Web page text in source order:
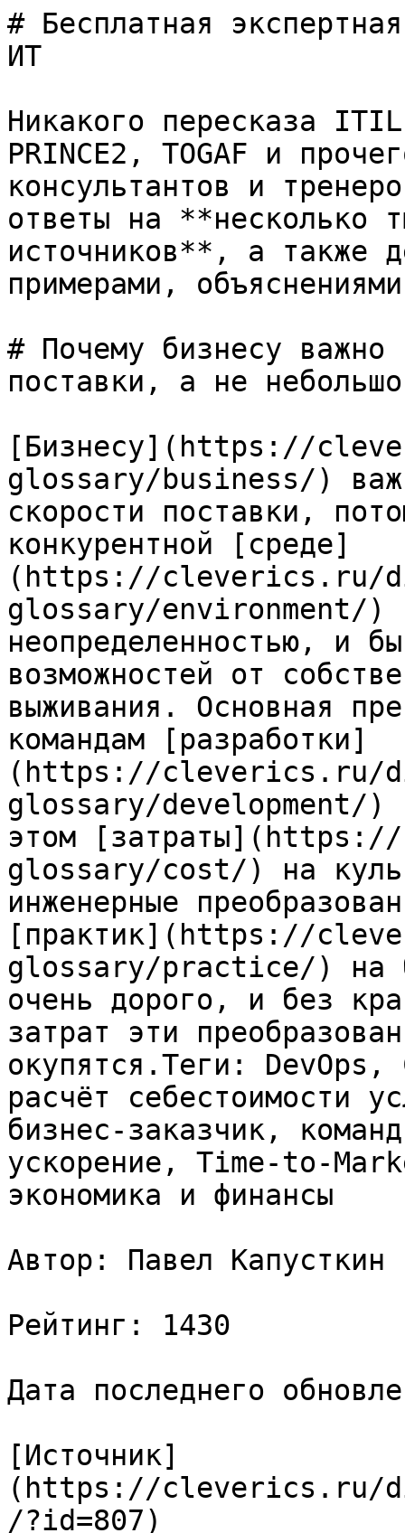
# Бесплатная
ИТ
Никакого пересказа
PRINCE2, TOGAF и
консультантов и
ответы на **несколько
источников**, а также
примерами,
# Почему бизнесу важно
поставки, а не
[Бизнесу](https://
glossary/business/)
скорости поставки,
конкурентной [среде]
(https://cleverics.ru/
glossary/environment/)
неопределенностью, и
возможностей от
выживания. Основная
командам [разработки]
(https://cleverics.ru/
glossary/development/)
этом
glossary/cost/) на
инженерные
[практик](https://
glossary/practice/) на
очень дорого, и без
затрат эти
окупятся.Теги:
расчёт себестоимости
бизнес-заказчик,
ускорение, Time-to-
экономика и финансы
Автор: Павел Капусткин
Рейтинг: 1430
Дата последнего
[Источник]
(https://cleverics.ru/
/?id=807)